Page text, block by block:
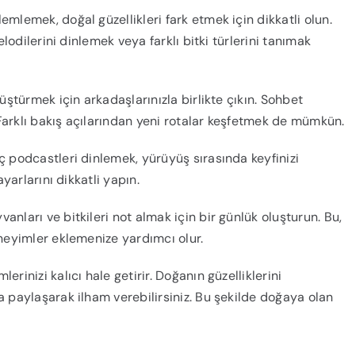
doğal güzellikleri fark etmek için dikkatli olun.
dinlemek veya farklı bitki türlerini tanımak
için arkadaşlarınızla birlikte çıkın. Sohbet
bakış açılarından yeni rotalar keşfetmek de mümkün.
podcastleri dinlemek, yürüyüş sırasında keyfinizi
dikkatli yapın.
ve bitkileri not almak için bir günlük oluşturun. Bu,
eklemenize yardımcı olur.
kalıcı hale getirir. Doğanın güzelliklerini
paylaşarak ilham verebilirsiniz. Bu şekilde doğaya olan